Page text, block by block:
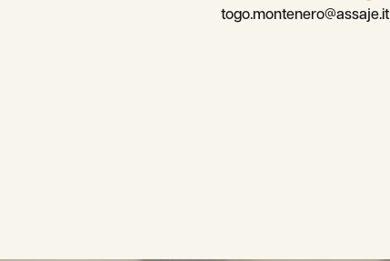
togo.montenero@assaje.it